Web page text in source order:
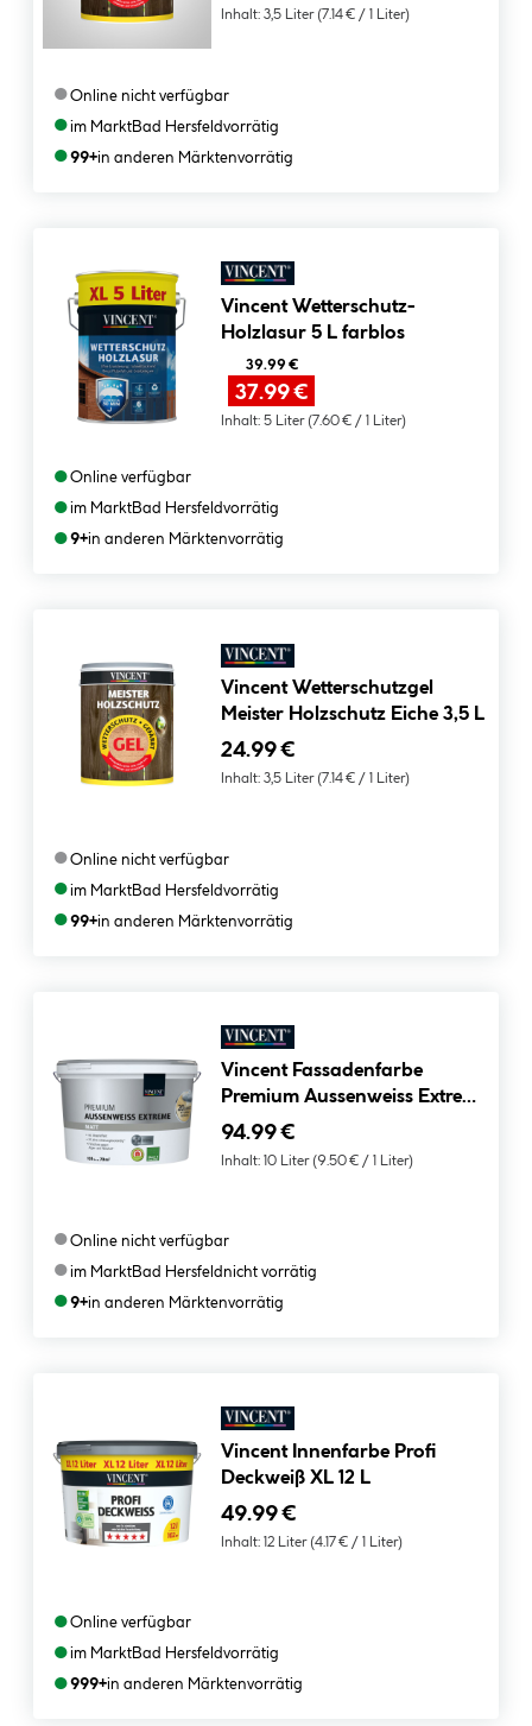
Inhalt: 3,5 Liter (7.14 € / 1 Liter)
●Online nicht verfügbar
●im MarktBad Hersfeldvorrätig
●99+in anderen Märktenvorrätig
Vincent Wetterschutz-
Holzlasur 5 L farblos
39.99 €
37.99 €
Inhalt: 5 Liter (7.60 € / 1 Liter)
●Online verfügbar
●im MarktBad Hersfeldvorrätig
●9+in anderen Märktenvorrätig
Vincent Wetterschutzgel
Meister Holzschutz Eiche 3,5 L
24.99 €
Inhalt: 3,5 Liter (7.14 € / 1 Liter)
●Online nicht verfügbar
●im MarktBad Hersfeldvorrätig
●99+in anderen Märktenvorrätig
Vincent Fassadenfarbe
Premium Aussenweiss Extreme
matt 10 L
94.99 €
Inhalt: 10 Liter (9.50 € / 1 Liter)
●Online nicht verfügbar
●im MarktBad Hersfeldnicht vorrätig
●9+in anderen Märktenvorrätig
Vincent Innenfarbe Profi
Deckweiß XL 12 L
49.99 €
Inhalt: 12 Liter (4.17 € / 1 Liter)
●Online verfügbar
●im MarktBad Hersfeldvorrätig
●999+in anderen Märktenvorrätig